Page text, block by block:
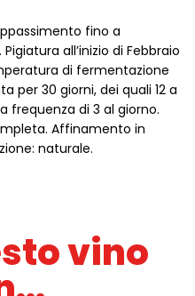
fino a
all’inizio di Febbraio
di fermentazione
per 30 giorni, dei quali 12 a
frequenza di 3 al giorno.
Affinamento in
naturale.
vino